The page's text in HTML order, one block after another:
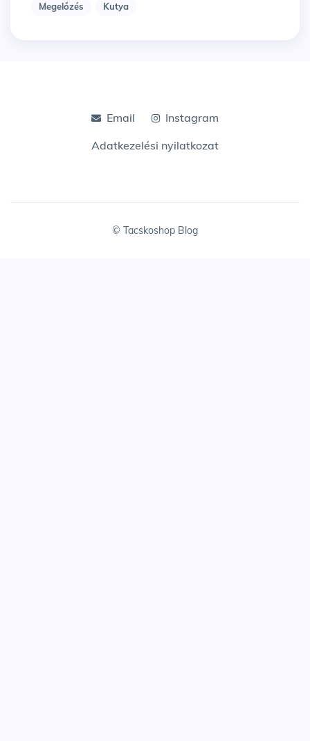
Megelőzés
Kutya
Email
Instagram
Adatkezelési nyilatkozat
© Tacskoshop Blog